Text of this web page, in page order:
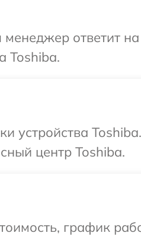
менеджер ответит
Toshiba.
устройства
центр Toshiba.
график